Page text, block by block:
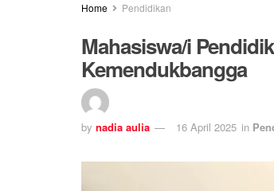
Home Pendidikan
Mahasiswa/i
Kemendukbangga
by nadia aulia 16 April 2025 in